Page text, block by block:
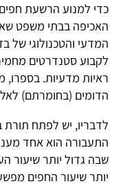
כדי למנוע הרשעת
האכיפה בבתי משפט
המדעי והטכנולוגי של
לקבוע סטנדרטים
ראיות מדעיות. בספרו,
הדומים (בחומרתם)
לדבריו, יש לפתח
התעבורה הוא אחד
שבה גדול יותר שיעור
יותר שיעור החפים